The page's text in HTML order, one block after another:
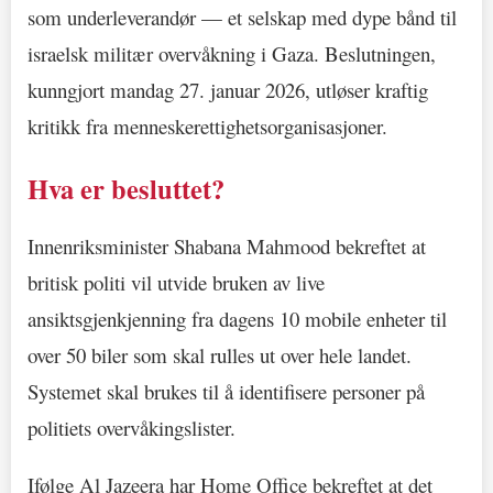
som underleverandør — et selskap med dype bånd til
israelsk militær overvåkning i Gaza. Beslutningen,
kunngjort mandag 27. januar 2026, utløser kraftig
kritikk fra menneskerettighetsorganisasjoner.
Hva er besluttet?
Innenriksminister Shabana Mahmood bekreftet at
britisk politi vil utvide bruken av live
ansiktsgjenkjenning fra dagens 10 mobile enheter til
over 50 biler som skal rulles ut over hele landet.
Systemet skal brukes til å identifisere personer på
politiets overvåkingslister.
Ifølge Al Jazeera har Home Office bekreftet at det